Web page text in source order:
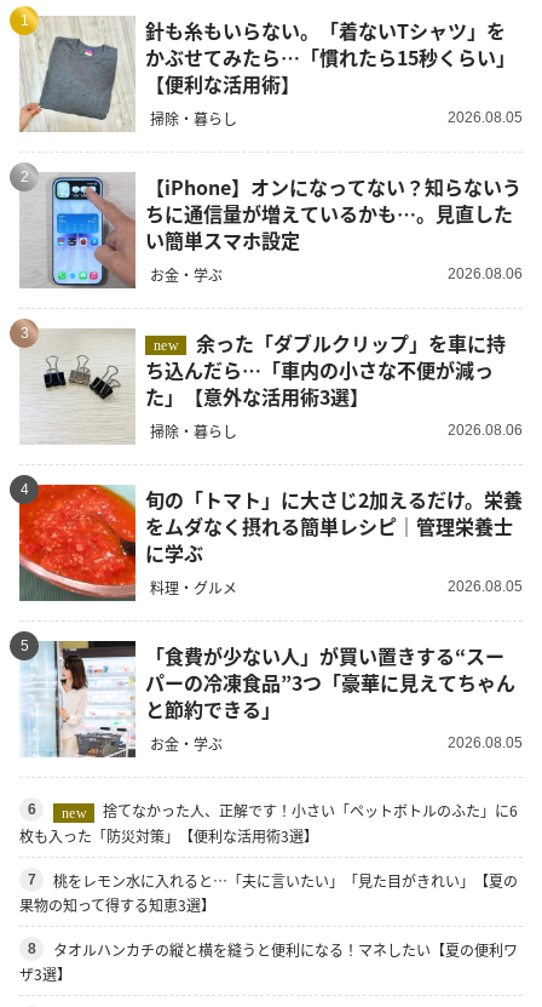
1
針も糸もいらない。「着ないTシャツ」を
かぶせてみたら…「慣れたら15秒くらい」
【便利な活用術】
掃除・暮らし 2026.08.05
2
【iPhone】オンになってない？知らないう
ちに通信量が増えているかも…。見直した
い簡単スマホ設定
お金・学ぶ 2026.08.06
3
new
余った「ダブルクリップ」を車に持
ち込んだら…「車内の小さな不便が減っ
た」【意外な活用術3選】
掃除・暮らし 2026.08.06
4
旬の「トマト」に大さじ2加えるだけ。栄養
をムダなく摂れる簡単レシピ｜管理栄養士
に学ぶ
料理・グルメ 2026.08.05
5
「食費が少ない人」が買い置きする“スー
パーの冷凍食品”3つ「豪華に見えてちゃん
と節約できる」
お金・学ぶ 2026.08.05
6 new
捨てなかった人、正解です！小さい「ペットボトルのふた」に6
枚も入った「防災対策」【便利な活用術3選】
7
桃をレモン水に入れると…「夫に言いたい」「見た目がきれい」【夏の
果物の知って得する知恵3選】
8
タオルハンカチの縦と横を縫うと便利になる！マネしたい【夏の便利ワ
ザ3選】